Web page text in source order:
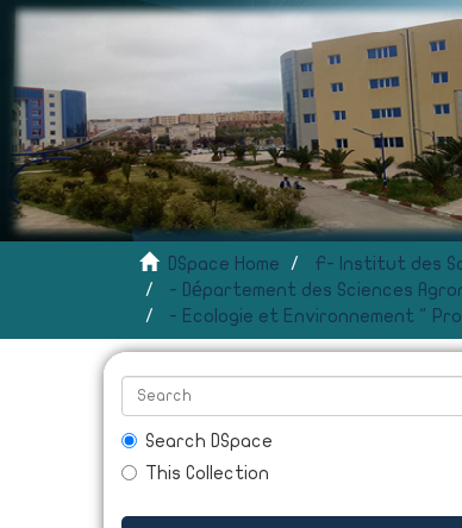
DSpace Home
- Département des Sciences
- Ecologie et Environnement "
Search DSpace
This Collection